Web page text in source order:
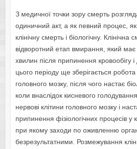
З медичної точки зору смерть
одиничний акт, а як певний процес,
клінічну смерть і біологічну. Клінічна
відворотний етап вмирання, який
хвилин після припинення кровообігу
цього періоду ще зберігається
головного мозку, після чого настає
коли внаслідок кисневого голодування
нервові клітини головного мозку і
припинення фізіологічних процесів у
при якому заходи по оживленню
безрезультатними. Розмежування